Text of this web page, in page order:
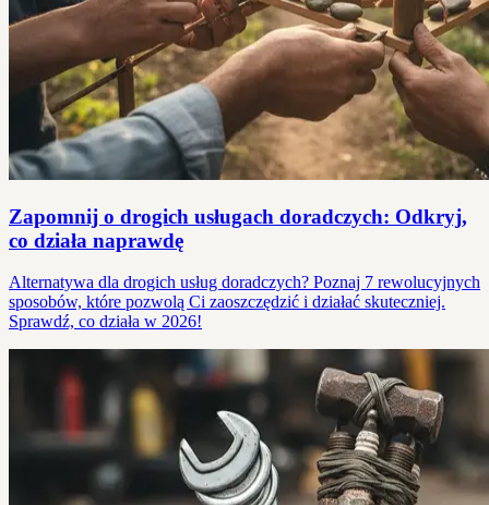
Zapomnij o drogich usługach doradczych: Odkryj,
co działa naprawdę
Alternatywa dla drogich usług doradczych? Poznaj 7 rewolucyjnych
sposobów, które pozwolą Ci zaoszczędzić i działać skuteczniej.
Sprawdź, co działa w 2026!